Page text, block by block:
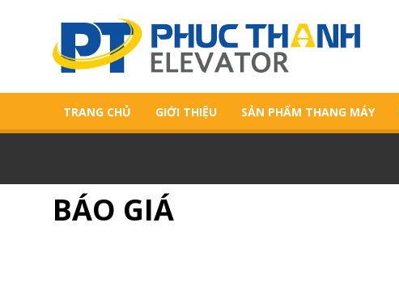
TRANG CHỦ GIỚI THIỆU SẢN PHẨM THANG MÁY
BÁO GIÁ